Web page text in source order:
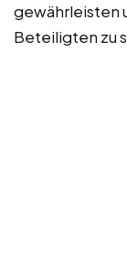
gewährleisten
Beteiligten zu